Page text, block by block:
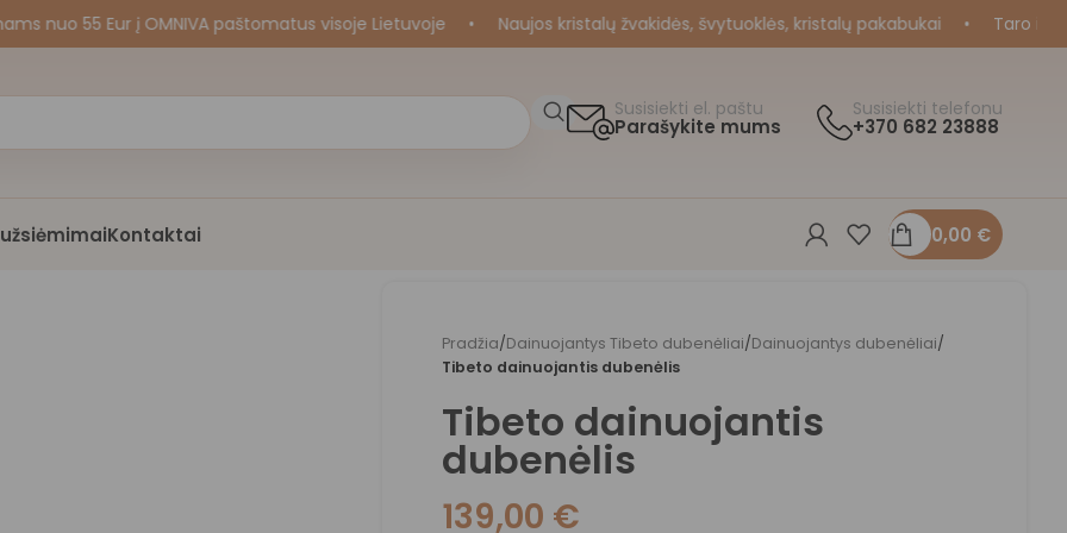
55 Eur į OMNIVA paštomatus visoje Lietuvoje • Naujos kristalų žvakidės, švytuoklės, kristalų pakabukai • Taro ir
Susisiekti el. paštu
Parašykite mums
Susisiekti telefonu
+370 682 23888
Kontaktai 0,00 €
Pradžia/Dainuojantys Tibeto dubenėliai/Dainuojantys dubenėliai/
Tibeto dainuojantis dubenėlis
Tibeto dainuojantis
dubenėlis
139,00 €